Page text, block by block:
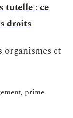
tutelle : ce
droits
et
prime